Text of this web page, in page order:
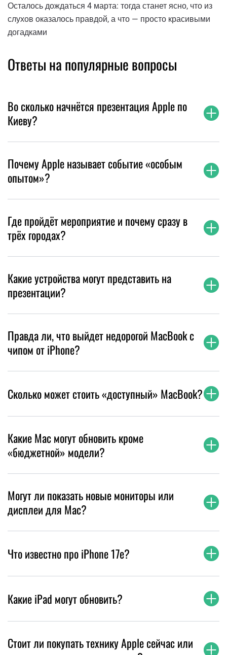
Осталось дождаться 4 марта: тогда станет ясно, что из
слухов оказалось правдой, а что — просто красивыми
догадками
Ответы на популярные вопросы
Во сколько начнётся презентация Apple по
Киеву?
Почему Apple называет событие «особым
опытом»?
Где пройдёт мероприятие и почему сразу в
трёх городах?
Какие устройства могут представить на
презентации?
Правда ли, что выйдет недорогой MacBook с
чипом от iPhone?
Сколько может стоить «доступный» MacBook?
Какие Mac могут обновить кроме
«бюджетной» модели?
Могут ли показать новые мониторы или
дисплеи для Mac?
Что известно про iPhone 17e?
Какие iPad могут обновить?
Стоит ли покупать технику Apple сейчас или